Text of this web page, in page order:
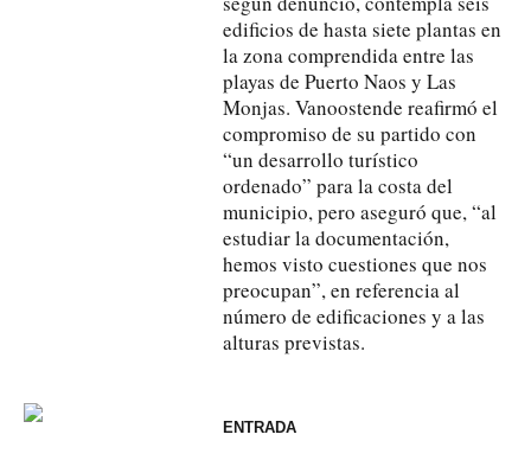
edificios de hasta siete plantas en
la zona comprendida entre las
playas de Puerto Naos y Las
Monjas. Vanoostende reafirmó el
compromiso de su partido con
“un desarrollo turístico
ordenado” para la costa del
municipio, pero aseguró que, “al
estudiar la documentación,
hemos visto cuestiones que nos
preocupan”, en referencia al
número de edificaciones y a las
alturas previstas.
ENTRADA